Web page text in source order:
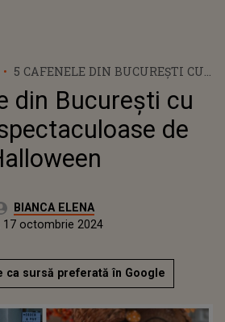
5 CAFENELE DIN BUCUREȘTI CU
DECORURI SPECTACULOASE DE
HALLOWEEN
din București cu
de
BIANCA ELENA
17 octombrie 2024
ca sursă preferată în Google